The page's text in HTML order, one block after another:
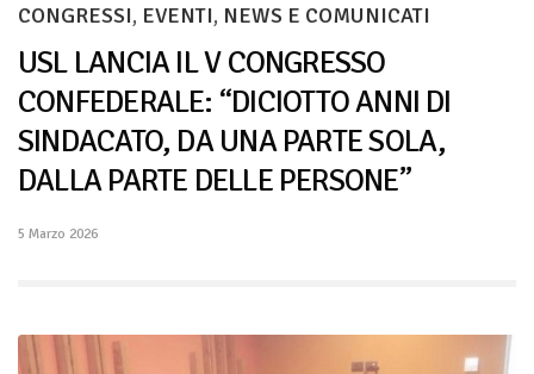
CONGRESSI, EVENTI, NEWS E COMUNICATI
USL LANCIA IL V CONGRESSO
CONFEDERALE: “DICIOTTO ANNI DI
SINDACATO, DA UNA PARTE SOLA,
DALLA PARTE DELLE PERSONE”
5 Marzo 2026